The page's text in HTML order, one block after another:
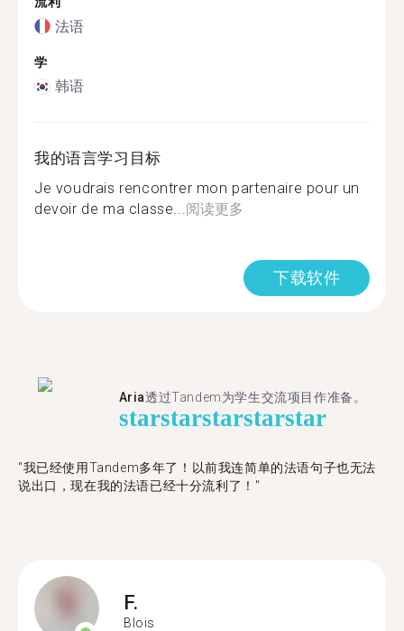
法语
学
韩语
我的语言学习目标
Je voudrais rencontrer mon partenaire pour un
devoir de ma classe...阅读更多
下载软件
Aria透过Tandem为学生交流项目作准备。
starstarstarstarstar
"​​我已经使用Tandem多年了！以前我连简单的法语句子也无法
说出口，现在我的法语已经十分流利了！"
F.
Blois